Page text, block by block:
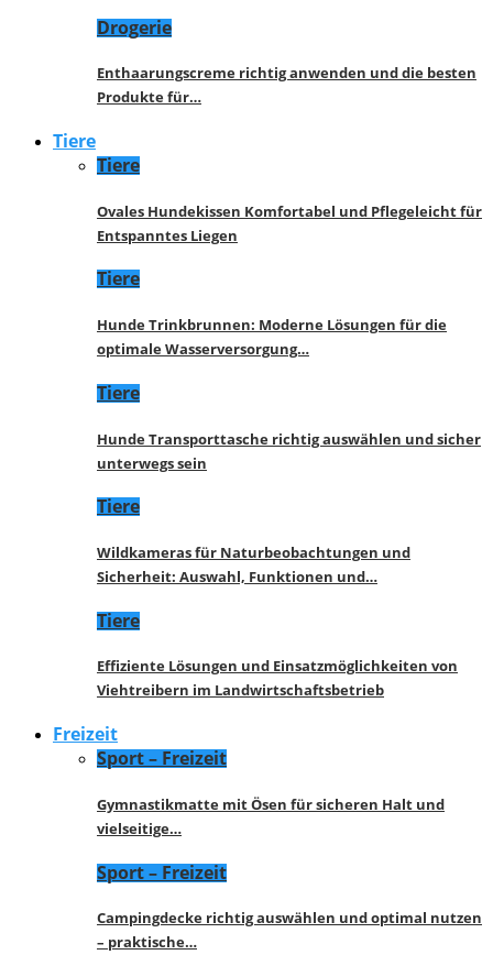
Drogerie
Enthaarungscreme richtig anwenden und die besten
Produkte für…
Tiere
Tiere
Ovales Hundekissen Komfortabel und Pflegeleicht für
Entspanntes Liegen
Tiere
Hunde Trinkbrunnen: Moderne Lösungen für die
optimale Wasserversorgung…
Tiere
Hunde Transporttasche richtig auswählen und sicher
unterwegs sein
Tiere
Wildkameras für Naturbeobachtungen und
Sicherheit: Auswahl, Funktionen und…
Tiere
Effiziente Lösungen und Einsatzmöglichkeiten von
Viehtreibern im Landwirtschaftsbetrieb
Freizeit
Sport – Freizeit
Gymnastikmatte mit Ösen für sicheren Halt und
vielseitige…
Sport – Freizeit
Campingdecke richtig auswählen und optimal nutzen
– praktische…